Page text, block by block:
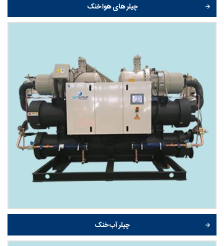
چیلر های هوا خنک
چیلر آب خنک